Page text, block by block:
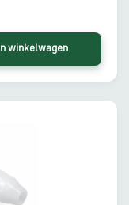
In winkelwagen